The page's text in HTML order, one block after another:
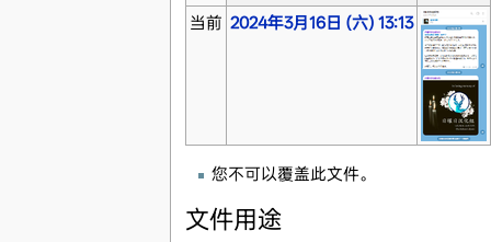
当前 2024年3月16日 (六) 13:13
您不可以覆盖此文件。
文件用途